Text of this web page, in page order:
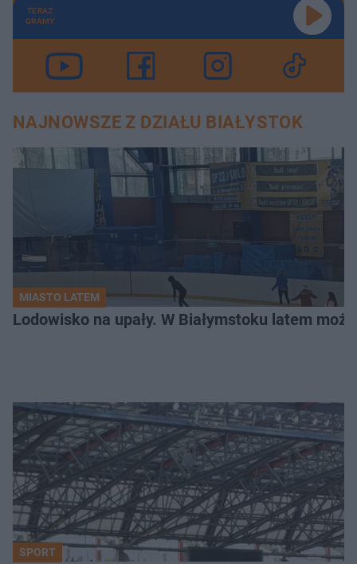
TERAZ
GRAMY
NAJNOWSZE Z DZIAŁU BIAŁYSTOK
MIASTO LATEM
Lodowisko na upały. W Białymstoku latem
SPORT